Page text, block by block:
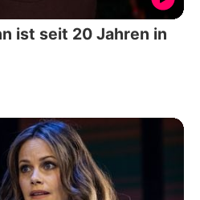
ist seit 20 Jahren in